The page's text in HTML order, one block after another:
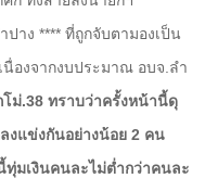
าง **** ที่ถูกจับตามองเป็น
องจากงบประมาณ อบจ.ลํา
โม่.38 ทราบว่าครั้งหน้านี้ดุ
งแข่งกันอย่างน้อย 2 คน
มเงินคนละไม่ต่ำกว่าคนละ